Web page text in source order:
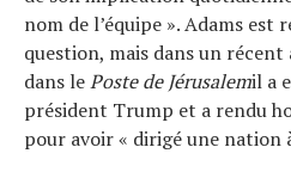
nom de l’équipe ». Adams est
question, mais dans un
dans lePoste de Jérusalemil a
président Trump et a rendu
pour avoir « dirigé une nation